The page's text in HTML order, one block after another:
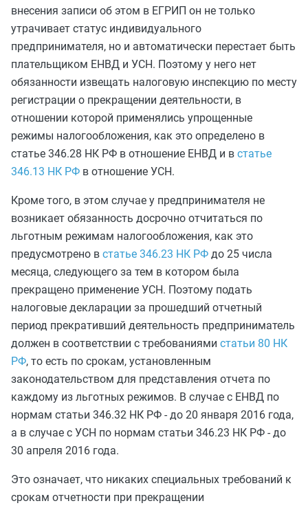
внесения записи об этом в ЕГРИП он не только
утрачивает статус индивидуального
предпринимателя, но и автоматически перестает быть
плательщиком ЕНВД и УСН. Поэтому у него нет
обязанности извещать налоговую инспекцию по месту
регистрации о прекращении деятельности, в
отношении которой применялись упрощенные
режимы налогообложения, как это определено в
статье 346.28 НК РФ в отношение ЕНВД и в статье
346.13 НК РФ в отношение УСН.
Кроме того, в этом случае у предпринимателя не
возникает обязанность досрочно отчитаться по
льготным режимам налогообложения, как это
предусмотрено в статье 346.23 НК РФ до 25 числа
месяца, следующего за тем в котором была
прекращено применение УСН. Поэтому подать
налоговые декларации за прошедший отчетный
период прекративший деятельность предприниматель
должен в соответствии с требованиями статьи 80 НК
РФ, то есть по срокам, установленным
законодательством для представления отчета по
каждому из льготных режимов. В случае с ЕНВД по
нормам статьи 346.32 НК РФ - до 20 января 2016 года,
а в случае с УСН по нормам статьи 346.23 НК РФ - до
30 апреля 2016 года.
Это означает, что никаких специальных требований к
срокам отчетности при прекращении